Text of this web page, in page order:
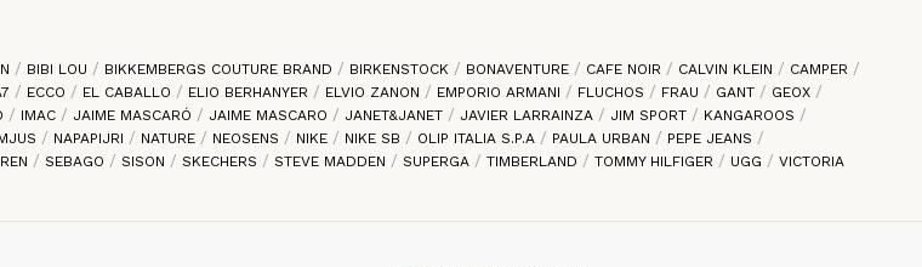
BIBI LOU BIKKEMBERGS COUTURE BRAND BIRKENSTOCK BONAVENTURE CAFE NOIR CALVIN KLEIN
CAMPER
ECCO EL CABALLO ELIO BERHANYER ELVIO ZANON EMPORIO ARMANI FLUCHOS FRAU GANT
GEOX
IMAC JAIME MASCARÓ JAIME MASCARO JANET&JANET JAVIER LARRAINZA JIM SPORT
KANGAROOS
NAPAPIJRI NATURE NEOSENS NIKE NIKE SB OLIP ITALIA S.P.A PAULA URBAN
PEPE JEANS
SEBAGO SISON SKECHERS STEVE MADDEN SUPERGA TIMBERLAND TOMMY HILFIGER UGG VICTORIA